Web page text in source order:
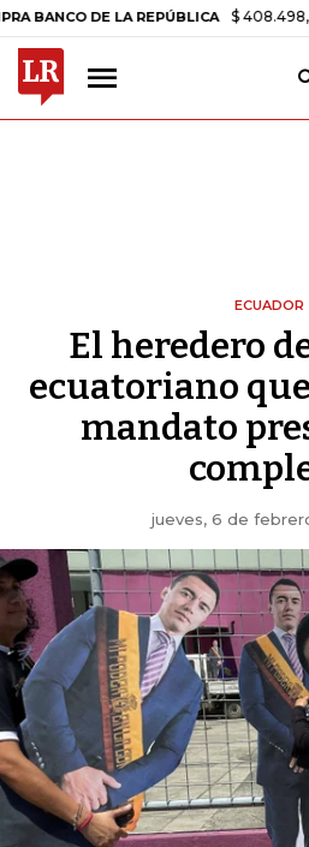
DE LA REPÚBLICA $ 408.498,97 +$
ECUADOR
El heredero
ecuatoriano
mandato
jueves, 6 de